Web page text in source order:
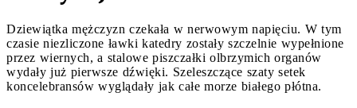
Dziewiątka mężczyzn czekała w nerwowym napięciu. W tym
czasie niezliczone ławki katedry zostały szczelnie wypełnione
przez wiernych, a stalowe piszczałki olbrzymich organów
wydały już pierwsze dźwięki. Szeleszczące szaty setek
koncelebransów wyglądały jak całe morze białego płótna.